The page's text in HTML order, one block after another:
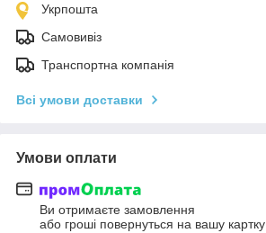
Укрпошта
Самовивіз
Транспортна компанія
Всі умови доставки
Умови оплати
Ви отримаєте замовлення
або гроші повернуться на вашу картку